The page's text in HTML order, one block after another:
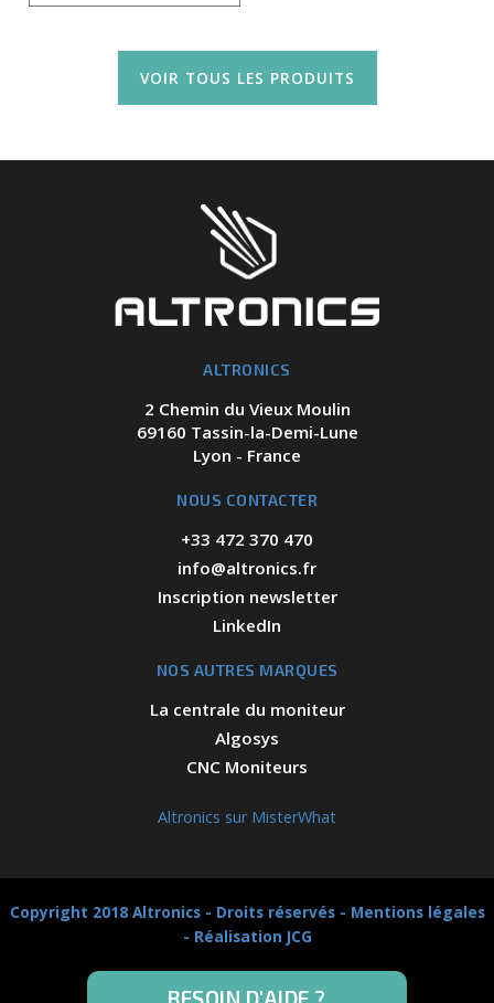
VOIR TOUS LES PRODUITS
ALTRONICS
2 Chemin du Vieux Moulin
69160 Tassin-la-Demi-Lune
Lyon - France
NOUS CONTACTER
+33 472 370 470
info@altronics.fr
Inscription newsletter
LinkedIn
NOS AUTRES MARQUES
La centrale du moniteur
Algosys
CNC Moniteurs
Altronics sur MisterWhat
Copyright 2018 Altronics - Droits réservés - Mentions légales
- Réalisation JCG